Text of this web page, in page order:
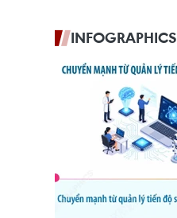
INFOGRAPHICS